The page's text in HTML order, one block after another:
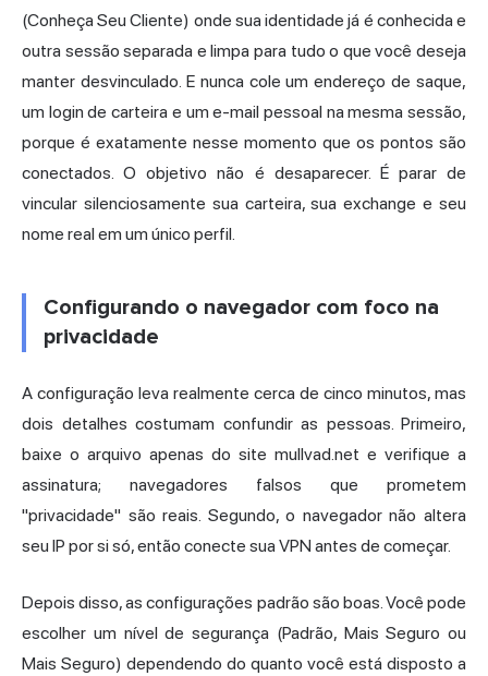
(Conheça Seu Cliente) onde sua identidade já é conhecida e
outra sessão separada e limpa para tudo o que você deseja
manter desvinculado. E nunca cole um endereço de saque,
um login de carteira e um e-mail pessoal na mesma sessão,
porque é exatamente nesse momento que os pontos são
conectados. O objetivo não é desaparecer. É parar de
vincular silenciosamente sua carteira, sua exchange e seu
nome real em um único perfil.
Configurando o navegador com foco na
privacidade
A configuração leva realmente cerca de cinco minutos, mas
dois detalhes costumam confundir as pessoas. Primeiro,
baixe o arquivo apenas do site mullvad.net e verifique a
assinatura; navegadores falsos que prometem
"privacidade" são reais. Segundo, o navegador não altera
seu IP por si só, então conecte sua VPN antes de começar.
Depois disso, as configurações padrão são boas. Você pode
escolher um nível de segurança (Padrão, Mais Seguro ou
Mais Seguro) dependendo do quanto você está disposto a